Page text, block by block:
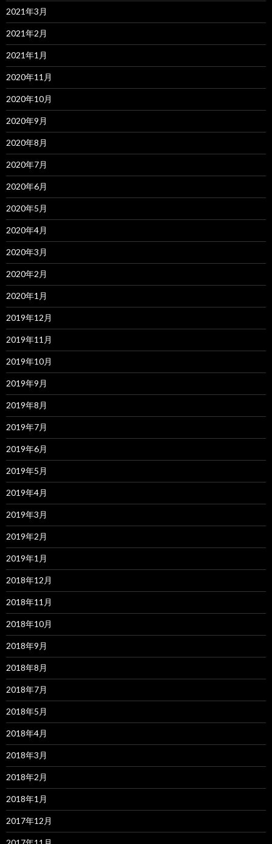
2021年3月
2021年2月
2021年1月
2020年11月
2020年10月
2020年9月
2020年8月
2020年7月
2020年6月
2020年5月
2020年4月
2020年3月
2020年2月
2020年1月
2019年12月
2019年11月
2019年10月
2019年9月
2019年8月
2019年7月
2019年6月
2019年5月
2019年4月
2019年3月
2019年2月
2019年1月
2018年12月
2018年11月
2018年10月
2018年9月
2018年8月
2018年7月
2018年5月
2018年4月
2018年3月
2018年2月
2018年1月
2017年12月